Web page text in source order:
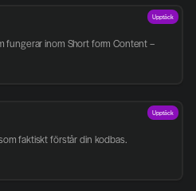
fungerar inom Short form Content –
Upptäck
faktiskt förstår din kodbas.
Upptäck